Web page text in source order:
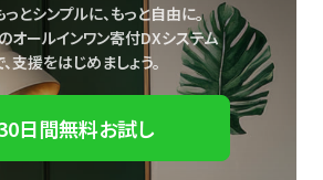
とシンプルに、もっと自由に。
オールインワン寄付DXシステム
支援をはじめましょう。
日間無料お試し